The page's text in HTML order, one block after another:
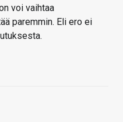
voi vaihtaa
paremmin. Eli ero ei